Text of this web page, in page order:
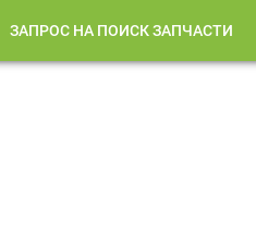
ЗАПРОС НА ПОИСК ЗАПЧАСТИ